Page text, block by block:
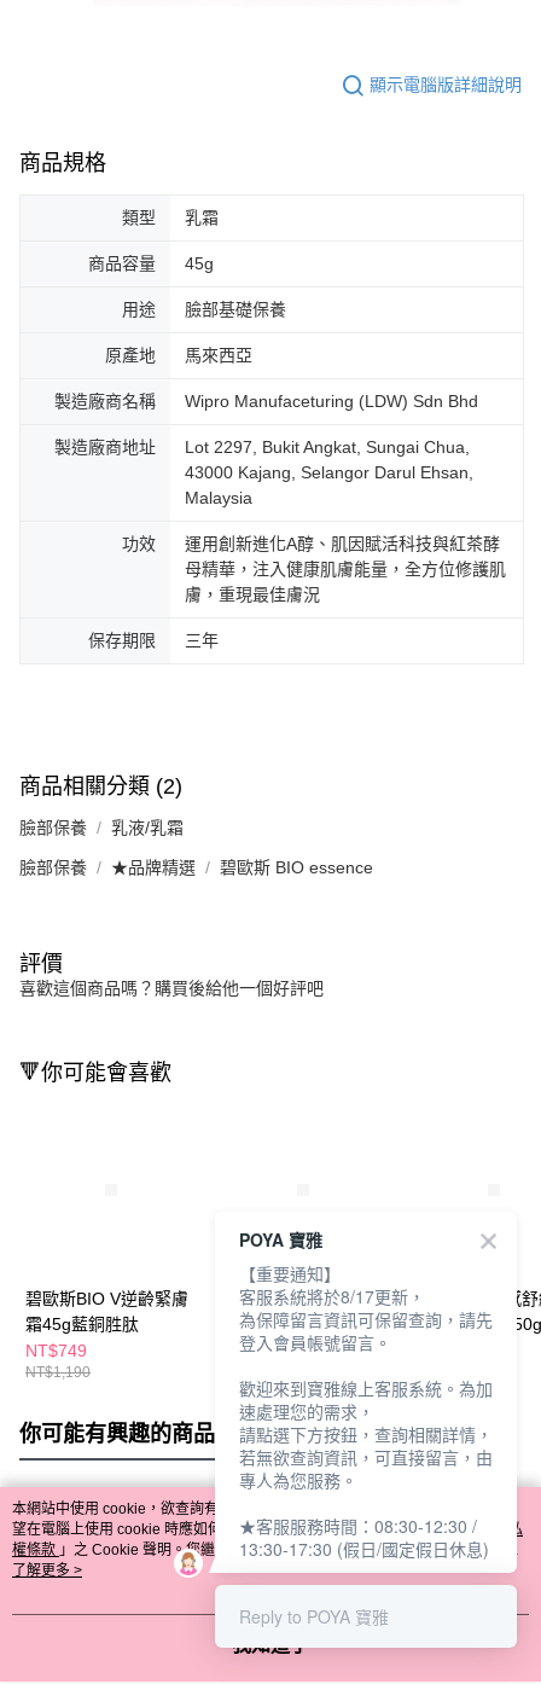
顯示電腦版詳細說明
商品規格
類型 乳霜
商品容量 45g
用途 臉部基礎保養
原產地 馬來西亞
製造廠商名稱 Wipro Manufaceturing (LDW) Sdn Bhd
製造廠商地址
Lot 2297, Bukit Angkat, Sungai Chua,
43000 Kajang, Selangor Darul Ehsan,
Malaysia
功效
運用創新進化A醇、肌因賦活科技與紅茶酵
母精華，注入健康肌膚能量，全方位修護肌
膚，重現最佳膚況
保存期限 三年
商品相關分類 (2)
臉部保養 乳液/乳霜
臉部保養 ★品牌精選 碧歐斯 BIO essence
評價
喜歡這個商品嗎？購買後給他一個好評吧
🔻你可能會喜歡
碧歐斯BIO V逆齡緊膚
霜45g藍銅胜肽
NT$749
NT$1,190
碧歐斯BIO進化A醇眼
霜級全護精華15g
NT$750
碧歐斯BIO水感
他命B5水凝霜50g
你可能有興趣的商品 全站排行
熱門標籤
本網站中使用 cookie，欲查詢有關本網站使用 cookie 方式之詳情，及若您不希
望在電腦上使用 cookie 時應如何變更電腦的 cookie 設定，請參閱本網站「
隱私
權條款 」之 Cookie 聲明。您繼續使用本網站即表示您同意本公司得按本網站使
用條款之 Cookie 聲明使用 cookie。
了解更多 >
我知道了
POYA 寶雅
【重要通知】
客服系統將於8/17更新，
為保障留言資訊可保留查詢，請先
登入會員帳號留言。
歡迎來到寶雅線上客服系統。為加
速處理您的需求，
請點選下方按鈕，查詢相關詳情，
若無欲查詢資訊，可直接留言，由
專人為您服務。
★客服服務時間：08:30-12:30 /
13:30-17:30 (假日/國定假日休息)
Reply to POYA 寶雅